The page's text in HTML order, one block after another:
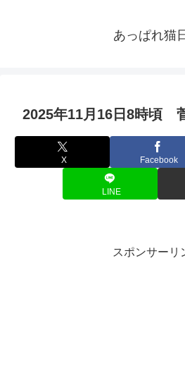
あっぱれ猫
2025年11月16日8時頃
X Facebook
LINE
スポンサーリ